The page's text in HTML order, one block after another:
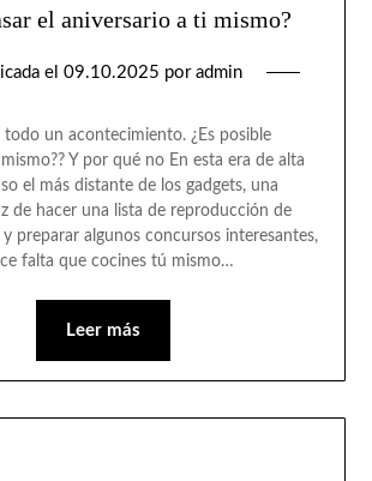
el aniversario a ti mismo?
el 09.10.2025 por admin
todo un acontecimiento. ¿Es posible
Y por qué no En esta era de alta
el más distante de los gadgets, una
de hacer una lista de reproducción de
preparar algunos concursos interesantes,
falta que cocines tú mismo…
Leer más